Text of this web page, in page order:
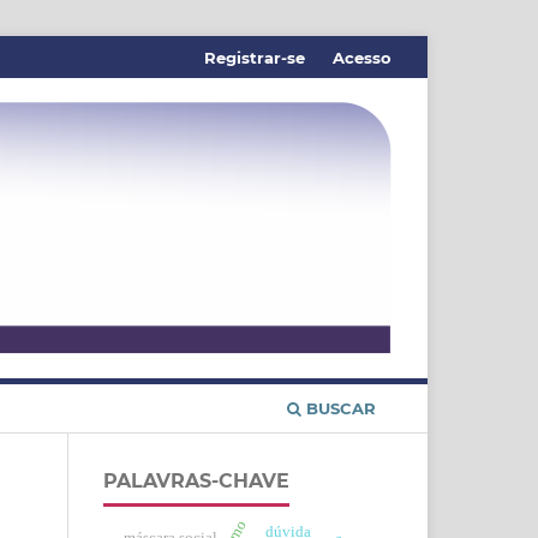
BUSCAR
Registrar-se Acesso
PALAVRAS-CHAVE
dúvida